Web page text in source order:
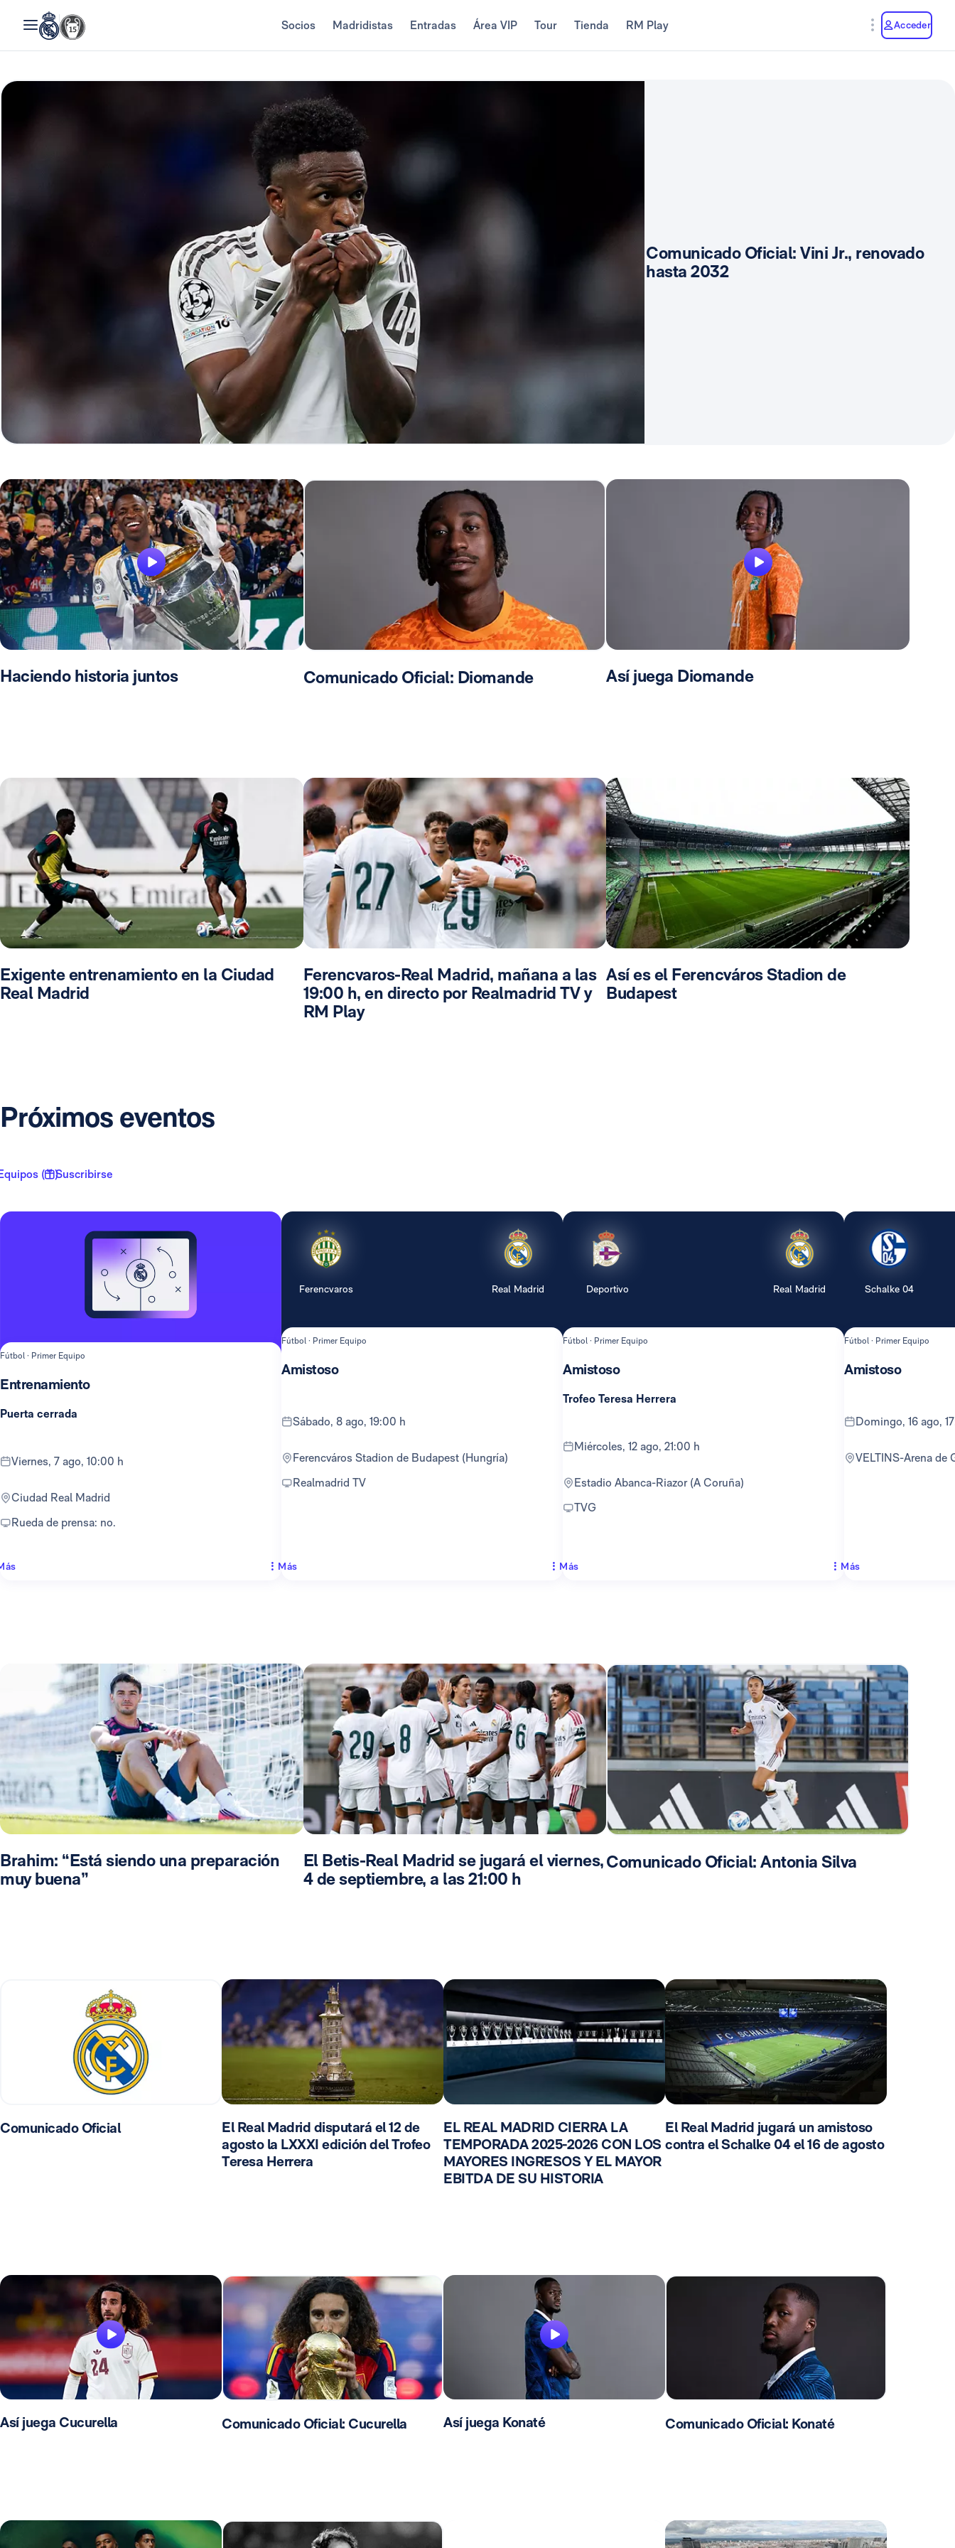
Socios Madridistas Entradas Área VIP Tour Tienda RM Play Acceder
Comunicado Oficial: Vini Jr., renovado
hasta 2032
Haciendo historia juntos Comunicado Oficial: Diomande Así juega Diomande
Exigente entrenamiento en la Ciudad
Real Madrid
Ferencvaros-Real Madrid, mañana a las
19:00 h, en directo por Realmadrid TV y
RM Play
Así es el Ferencváros Stadion de
Budapest
Próximos eventos
( 1 )Suscribirse
Fútbol · Primer Equipo
Entrenamiento
Puerta cerrada
viernes, 7 ago, 10:00 h
Ciudad Real Madrid
Rueda de prensa: no.
Ferencvaros Real Madrid
Fútbol · Primer Equipo
Amistoso
sábado, 8 ago, 19:00 h
Ferencváros Stadion de Budapest (Hungría)
Realmadrid TV
Más
Deportivo Real Madrid
Fútbol · Primer Equipo
Amistoso
Trofeo Teresa Herrera
miércoles, 12 ago, 21:00 h
Estadio Abanca-Riazor (A Coruña)
TVG
Más
Schalke 04
Fútbol · Primer Equipo
Amistoso
domingo, 16 ago,
VELTINS-Arena
Más
Brahim: “Está siendo una preparación
muy buena”
El Betis-Real Madrid se jugará el viernes,
4 de septiembre, a las 21:00 h
Comunicado Oficial: Antonia Silva
Comunicado Oficial
El Real Madrid disputará el 12 de
agosto la LXXXI edición del Trofeo
Teresa Herrera
EL REAL MADRID CIERRA LA
TEMPORADA 2025-2026 CON LOS
MAYORES INGRESOS Y EL MAYOR
EBITDA DE SU HISTORIA
El Real Madrid jugará un amistoso
contra el Schalke 04 el 16 de agosto
Así juega Cucurella Comunicado Oficial: Cucurella Así juega Konaté Comunicado Oficial: Konaté